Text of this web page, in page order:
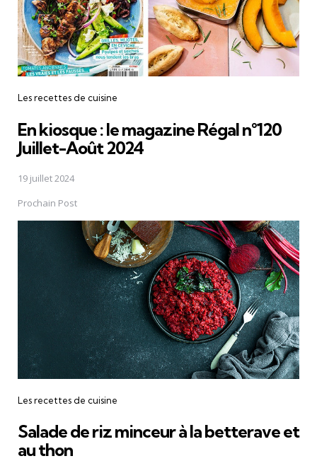
Les recettes de cuisine
En kiosque : le magazine Régal n°120
Juillet-Août 2024
19 juillet 2024
Prochain Post
Les recettes de cuisine
Salade de riz minceur à la betterave et
au thon